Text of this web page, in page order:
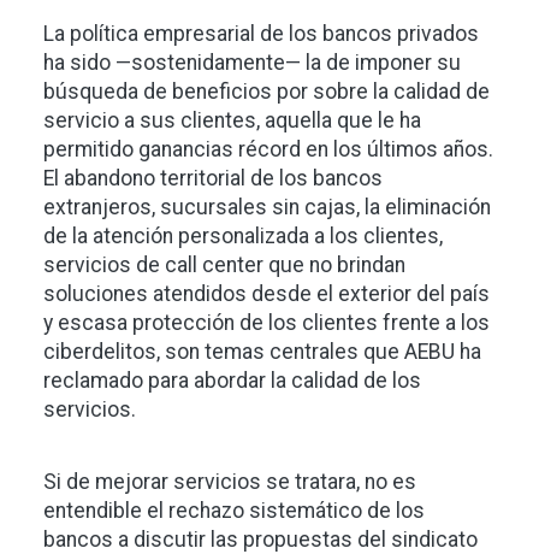
La política empresarial de los bancos privados
ha sido —sostenidamente— la de imponer su
búsqueda de beneficios por sobre la calidad de
servicio a sus clientes, aquella que le ha
permitido ganancias récord en los últimos años.
El abandono territorial de los bancos
extranjeros, sucursales sin cajas, la eliminación
de la atención personalizada a los clientes,
servicios de call center que no brindan
soluciones atendidos desde el exterior del país
y escasa protección de los clientes frente a los
ciberdelitos, son temas centrales que AEBU ha
reclamado para abordar la calidad de los
servicios.
Si de mejorar servicios se tratara, no es
entendible el rechazo sistemático de los
bancos a discutir las propuestas del sindicato